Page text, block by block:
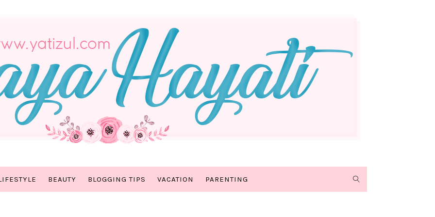
BEAUTY BLOGGING TIPS VACATION PARENTING